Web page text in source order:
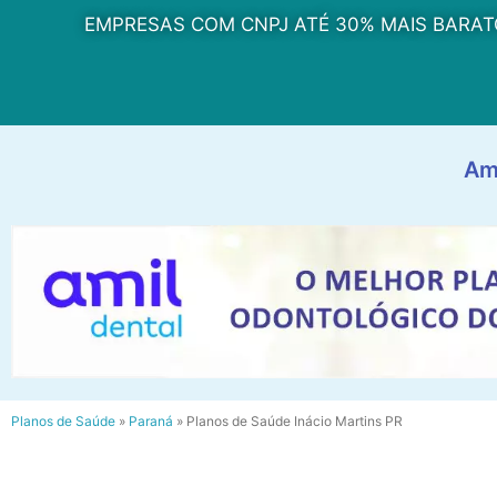
EMPRESAS COM CNPJ ATÉ 30% MAIS
Planos de Saúde » Paraná » Planos de Saúde Inácio Martins PR